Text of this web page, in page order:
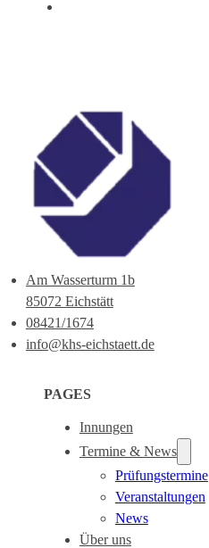
Am Wasserturm 1b
85072 Eichstätt
08421/1674
info@khs-eichstaett.de
PAGES
Innungen
Termine & News
Prüfungstermine
Veranstaltungen
News
Über uns